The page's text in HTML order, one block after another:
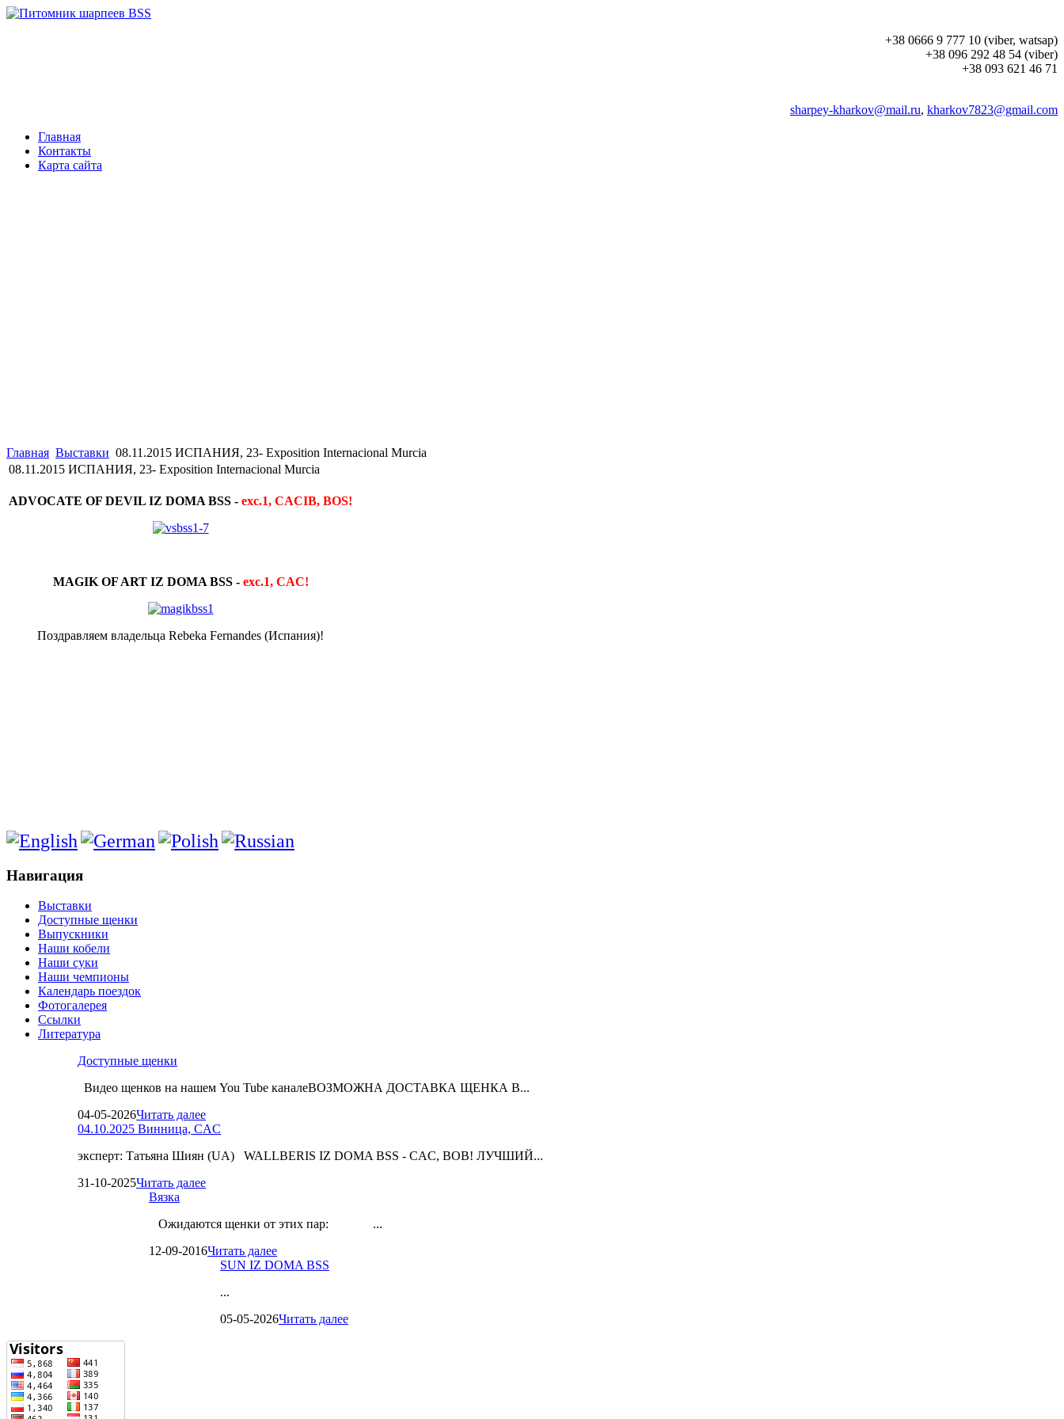
+38 0666 9 777 10 (viber, watsap)
+38 096 292 48 54 (viber)
+38 093 621 46 71
sharpey-kharkov@mail.ru, kharkov7823@gmail.com
Главная
Контакты
Карта сайта
Главная Выставки 08.11.2015 ИСПАНИЯ, 23- Exposition Internacional Murcia
08.11.2015 ИСПАНИЯ, 23- Exposition Internacional Murcia
ADVOCATE OF DEVIL IZ DOMA BSS - exc.1, CACIB, BOS!
MAGIK OF ART IZ DOMA BSS - exc.1, CAC!
Поздравляем владельца Rebeka Fernandes (Испания)!
Навигация
Выставки
Доступные щенки
Выпускники
Наши кобели
Наши суки
Наши чемпионы
Календарь поездок
Фотогалерея
Ссылки
Литература
Доступные щенки
Видео щенков на нашем You Tube каналеВОЗМОЖНА ДОСТАВКА ЩЕНКА В...
04-05-2026Читать далее
04.10.2025 Винница, CAC
эксперт: Татьяна Шиян (UA) WALLBERIS IZ DOMA BSS - CAC, BOB! ЛУЧШИЙ...
31-10-2025Читать далее
Вязка
Ожидаются щенки от этих пар: ...
12-09-2016Читать далее
SUN IZ DOMA BSS
...
05-05-2026Читать далее